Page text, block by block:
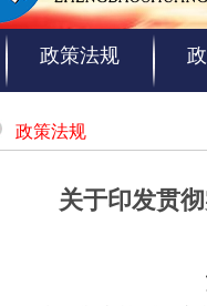
政策法规
政策法规
关于印发贯